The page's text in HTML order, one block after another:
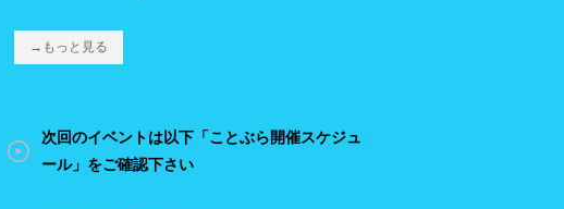
→もっと見る
次回のイベントは以下「ことぶら開催スケジュ
ール」をご確認下さい